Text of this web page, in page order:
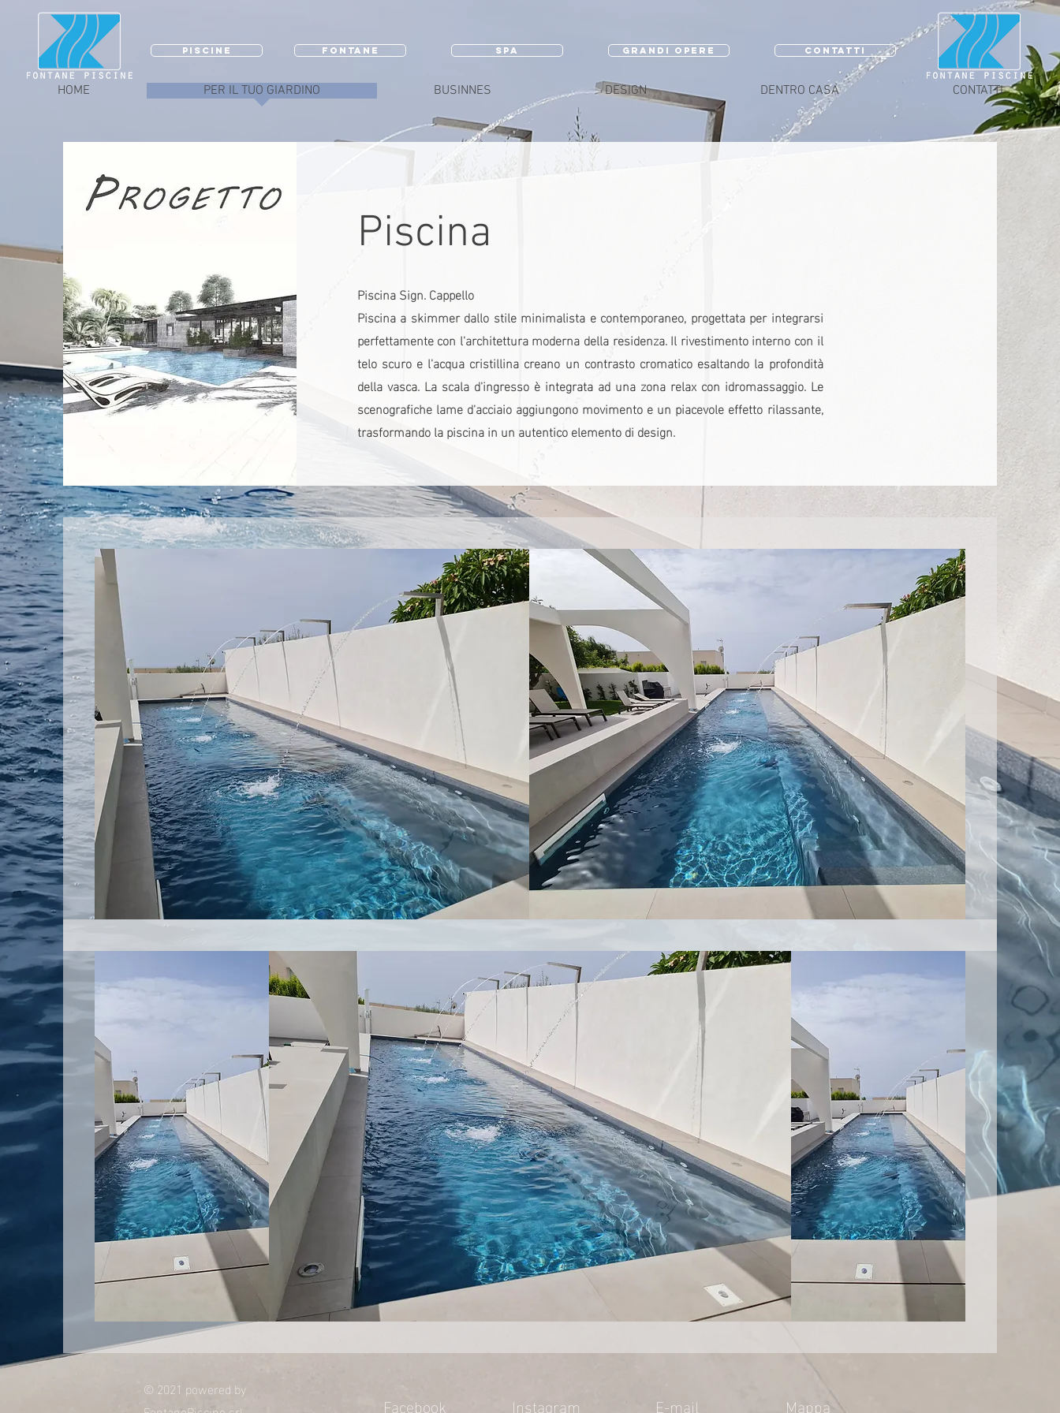
PISCINE FONTANE SPA GRANDI OPERE CONTATTI
Piscina
Piscina Sign. Cappello
Piscina a skimmer dallo stile minimalista e contemporaneo, progettata per integrarsi
perfettamente con l'architettura moderna della residenza. Il rivestimento interno con il
telo scuro e l'acqua cristillina creano un contrasto cromatico esaltando la profondità
della vasca. La scala d'ingresso è integrata ad una zona relax con idromassaggio. Le
scenografiche lame d'acciaio aggiungono movimento e un piacevole effetto rilassante,
trasformando la piscina in un autentico elemento di design.
HOME PER IL TUO GIARDINO BUSINNES DESIGN DENTRO CASA CONTATTI
© 2021 powered by
Facebook Instagram E-mail Mappa